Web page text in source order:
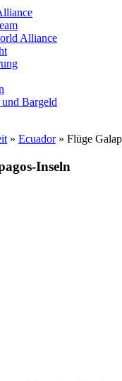
Alliance
Bargeld
» Ecuador» Flüge
Inseln